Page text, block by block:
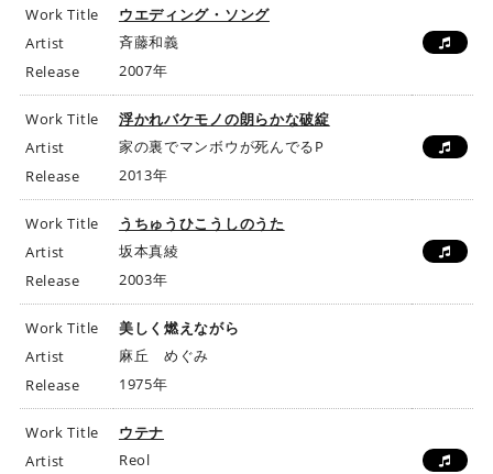
Work Title
ウエディング・ソング
Artist
斉藤和義
Release
2007年
Work Title
浮かれバケモノの朗らかな破綻
Artist
家の裏でマンボウが死んでるP
Release
2013年
Work Title
うちゅうひこうしのうた
Artist
坂本真綾
Release
2003年
Work Title
美しく燃えながら
Artist
麻丘 めぐみ
Release
1975年
Work Title
ウテナ
Artist
Reol